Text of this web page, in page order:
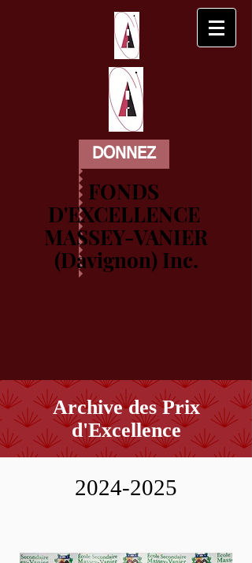
DONNEZ
FONDS
D'EXCELLENCE
MASSEY-VANIER
(Davignon) Inc.
Archive des Prix
d'Excellence
2024-2025